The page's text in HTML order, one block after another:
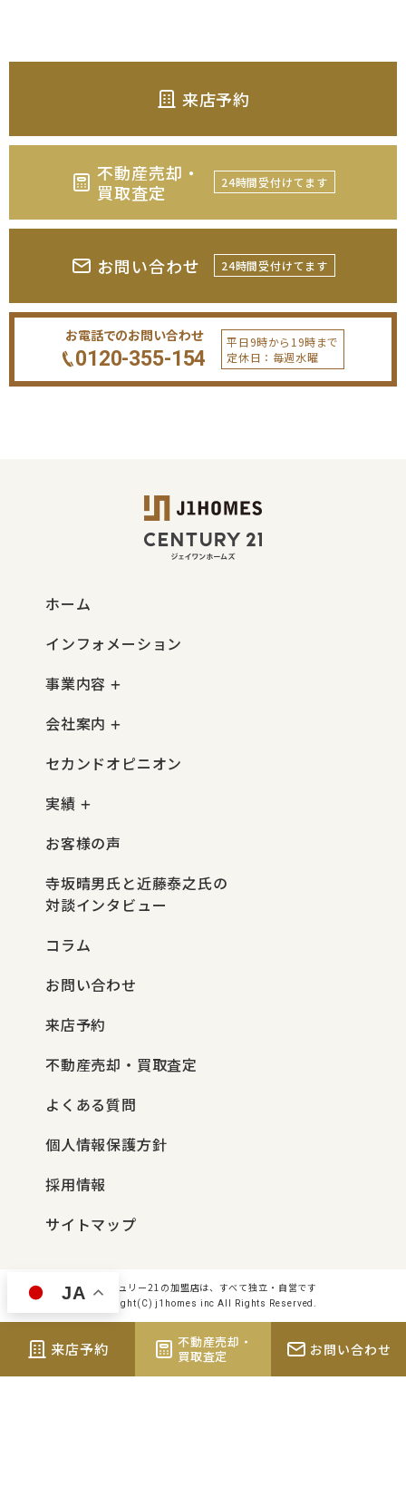
来店予約
不動産売却・
買取査定
24時間受付けてます
お問い合わせ 24時間受付けてます
お電話でのお問い合わせ
0120-355-154
平日9時から19時まで
定休日：毎週水曜
ホーム
インフォメーション
事業内容
会社案内
セカンドオピニオン
実績
お客様の声
寺坂晴男氏と近藤泰之氏の
対談インタビュー
コラム
お問い合わせ
来店予約
不動産売却・買取査定
よくある質問
個人情報保護方針
採用情報
サイトマップ
センチュリー21の加盟店は、すべて独立・自営です
Copyright(C) j1homes inc All Rights Reserved.
来店予約
不動産売却・
買取査定
お問い合わせ
JA